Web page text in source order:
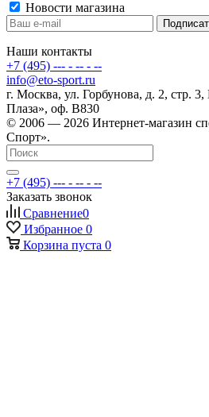
Новости магазина
Наши контакты
+7 (495) --- - -- - --
info@eto-sport.ru
г. Москва, ул. Горбунова, д. 2, стр.
Плаза», оф. В830
© 2006 — 2026 Интернет-магазин
Спорт».
+7 (495) --- - -- - --
Заказать звонок
Сравнение0
Избранное 0
Корзина пуста 0